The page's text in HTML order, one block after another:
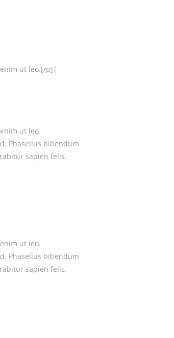
ut leo.[/p]|
ut leo.
Phasellus bibendum
sapien felis,
ut leo.
Phasellus bibendum
sapien felis,